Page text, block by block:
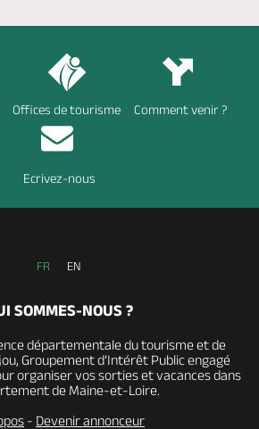
Offices de tourisme Comment venir ?
Ecrivez-nous
FR EN
SOMMES-NOUS ?
départementale du tourisme et de
Groupement d’Intérêt Public engagé
organiser vos sorties et vacances dans
de Maine-et-Loire.
- Devenir annonceur